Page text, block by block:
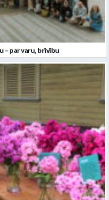
izstāde “Vasaras ziedi